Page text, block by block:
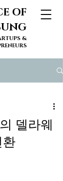
OF
&
델라웨
환